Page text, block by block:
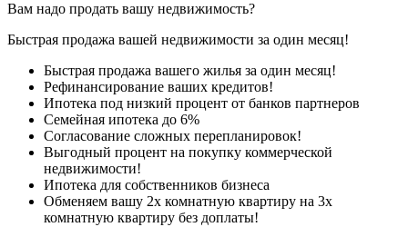
Вам надо продать вашу недвижимость?
Быстрая продажа вашей недвижимости за один месяц!
Быстрая продажа вашего жилья за один месяц!
Рефинансирование ваших кредитов!
Ипотека под низкий процент от банков партнеров
Семейная ипотека до 6%
Согласование сложных перепланировок!
Выгодный процент на покупку коммерческой
недвижимости!
Ипотека для собственников бизнеса
Обменяем вашу 2х комнатную квартиру на 3х
комнатную квартиру без доплаты!